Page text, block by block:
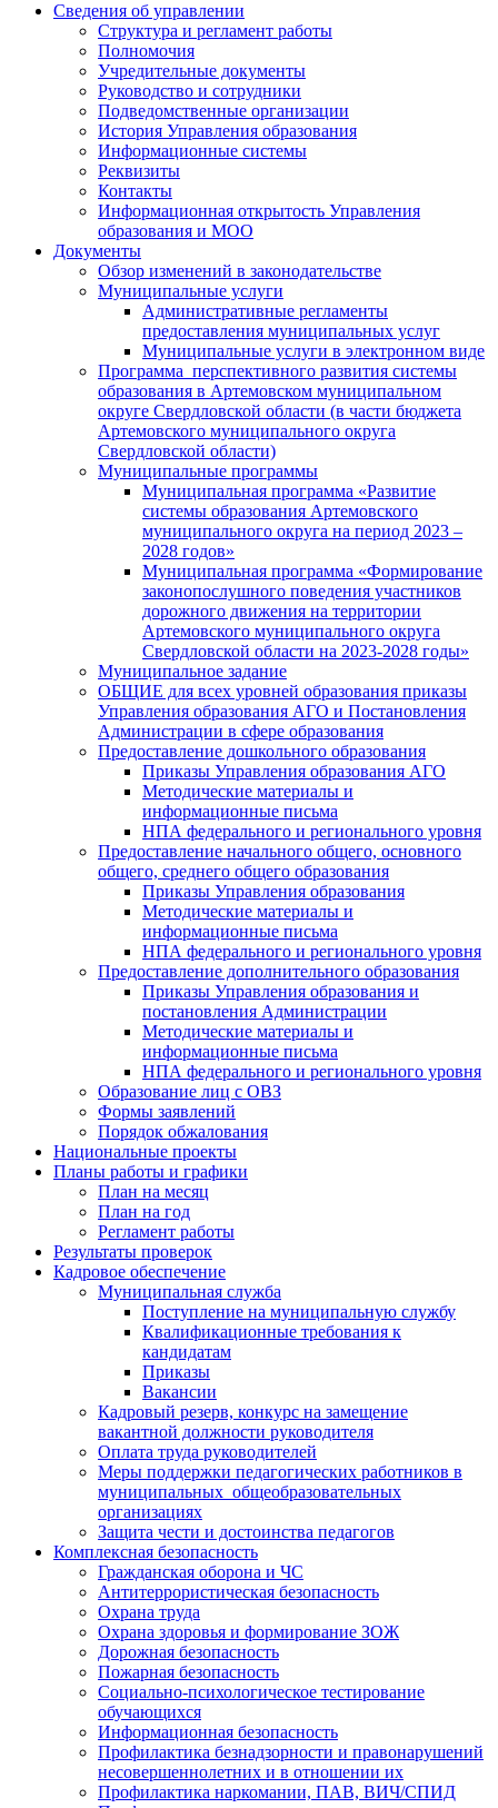
Сведения об управлении
Структура и регламент работы
Полномочия
Учредительные документы
Руководство и сотрудники
Подведомственные организации
История Управления образования
Информационные системы
Реквизиты
Контакты
Информационная открытость Управления
образования и МОО
Документы
Обзор изменений в законодательстве
Муниципальные услуги
Административные регламенты
предоставления муниципальных услуг
Муниципальные услуги в электронном виде
Программа перспективного развития системы
образования в Артемовском муниципальном
округе Свердловской области (в части бюджета
Артемовского муниципального округа
Свердловской области)
Муниципальные программы
Муниципальная программа «Развитие
системы образования Артемовского
муниципального округа на период 2023 –
2028 годов»
Муниципальная программа «Формирование
законопослушного поведения участников
дорожного движения на территории
Артемовского муниципального округа
Свердловской области на 2023-2028 годы»
Муниципальное задание
ОБЩИЕ для всех уровней образования приказы
Управления образования АГО и Постановления
Администрации в сфере образования
Предоставление дошкольного образования
Приказы Управления образования АГО
Методические материалы и
информационные письма
НПА федерального и регионального уровня
Предоставление начального общего, основного
общего, среднего общего образования
Приказы Управления образования
Методические материалы и
информационные письма
НПА федерального и регионального уровня
Предоставление дополнительного образования
Приказы Управления образования и
постановления Администрации
Методические материалы и
информационные письма
НПА федерального и регионального уровня
Образование лиц с ОВЗ
Формы заявлений
Порядок обжалования
Национальные проекты
Планы работы и графики
План на месяц
План на год
Регламент работы
Результаты проверок
Кадровое обеспечение
Муниципальная служба
Поступление на муниципальную службу
Квалификационные требования к
кандидатам
Приказы
Вакансии
Кадровый резерв, конкурс на замещение
вакантной должности руководителя
Оплата труда руководителей
Меры поддержки педагогических работников в
муниципальных общеобразовательных
организациях
Защита чести и достоинства педагогов
Комплексная безопасность
Гражданская оборона и ЧС
Антитеррористическая безопасность
Охрана труда
Охрана здоровья и формирование ЗОЖ
Дорожная безопасность
Пожарная безопасность
Социально-психологическое тестирование
обучающихся
Информационная безопасность
Профилактика безнадзорности и правонарушений
несовершеннолетних и в отношении их
Профилактика наркомании, ПАВ, ВИЧ/СПИД